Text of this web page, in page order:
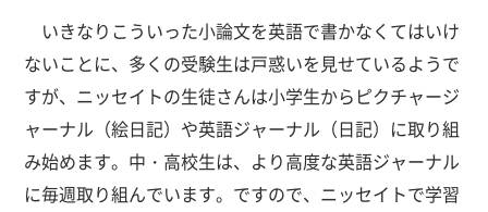
いきなりこういった小論文を英語で書かなくてはいけ
ないことに、多くの受験生は戸惑いを見せているようで
すが、ニッセイトの生徒さんは小学生からピクチャージ
ャーナル（絵日記）や英語ジャーナル（日記）に取り組
み始めます。中・高校生は、より高度な英語ジャーナル
に毎週取り組んでいます。ですので、ニッセイトで学習